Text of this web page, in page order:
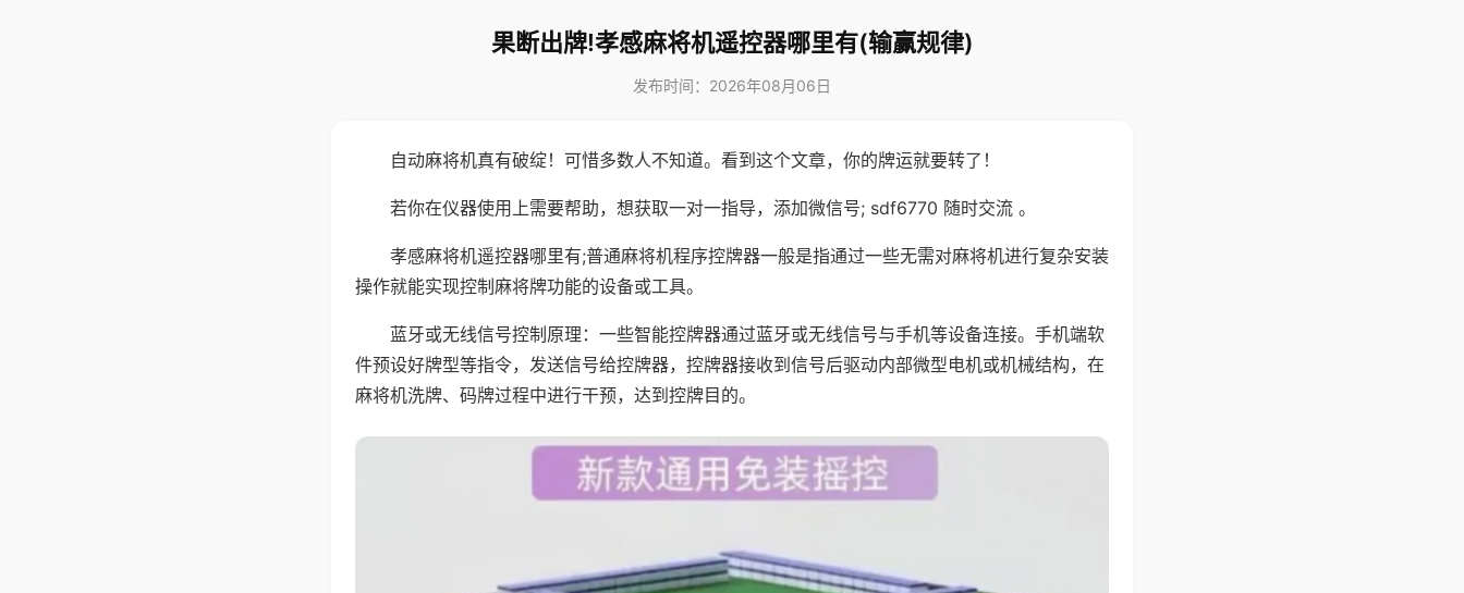
果断出牌!孝感麻将机遥控器哪里有(输赢规律)
发布时间：2026年08月06日
自动麻将机真有破绽！可惜多数人不知道。看到这个文章，你的牌运就要转了！
若你在仪器使用上需要帮助，想获取一对一指导，添加微信号; sdf6770 随时交流 。
孝感麻将机遥控器哪里有;普通麻将机程序控牌器一般是指通过一些无需对麻将机进行复杂安装
操作就能实现控制麻将牌功能的设备或工具。
蓝牙或无线信号控制原理：一些智能控牌器通过蓝牙或无线信号与手机等设备连接。手机端软
件预设好牌型等指令，发送信号给控牌器，控牌器接收到信号后驱动内部微型电机或机械结构，在
麻将机洗牌、码牌过程中进行干预，达到控牌目的。